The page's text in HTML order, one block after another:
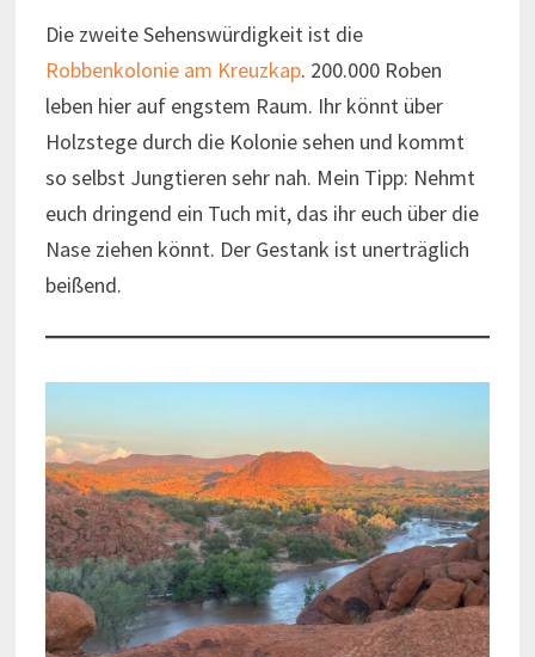
Die zweite Sehenswürdigkeit ist die
Robbenkolonie am Kreuzkap. 200.000 Roben
leben hier auf engstem Raum. Ihr könnt über
Holzstege durch die Kolonie sehen und kommt
so selbst Jungtieren sehr nah. Mein Tipp: Nehmt
euch dringend ein Tuch mit, das ihr euch über die
Nase ziehen könnt. Der Gestank ist unerträglich
beißend.